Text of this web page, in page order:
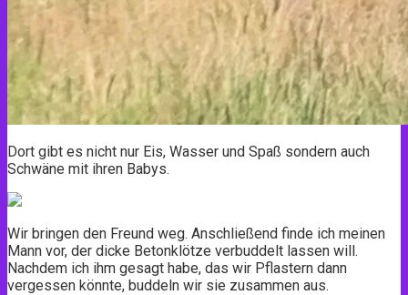
Dort gibt es nicht nur Eis, Wasser und Spaß sondern auch
Schwäne mit ihren Babys.
Wir bringen den Freund weg. Anschließend finde ich meinen
Mann vor, der dicke Betonklötze verbuddelt lassen will.
Nachdem ich ihm gesagt habe, das wir Pflastern dann
vergessen könnte, buddeln wir sie zusammen aus.